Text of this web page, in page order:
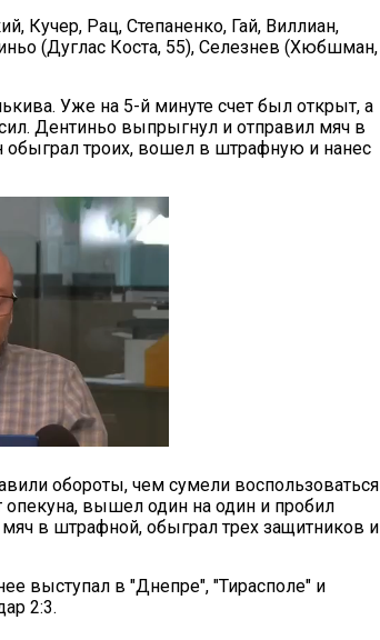
Кучер, Рац, Степаненко, Гай, Виллиан,
(Дуглас Коста, 55), Селезнев (Хюбшман,
Уже на 5-й минуте счет был открыт, а
Дентиньо выпрыгнул и отправил мяч в
обыграл троих, вошел в штрафную и нанес
обороты, чем сумели воспользоваться
опекуна, вышел один на один и пробил
в штрафной, обыграл трех защитников и
выступал в "Днепре", "Тирасполе" и
2:3.